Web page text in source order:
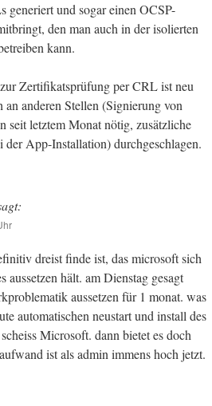
generiert und sogar einen OCSP-
den man auch in der isolierten
kann.
Zertifikatsprüfung per CRL ist neu
an anderen Stellen (Signierung von
seit letztem Monat nötig, zusätzliche
der App-Installation) durchgeschlagen.
dreist finde ist, das microsoft sich
aussetzen hält. am Dienstag gesagt
aussetzen für 1 monat. was
automatischen neustart und install des
Microsoft. dann bietet es doch
ist als admin immens hoch jetzt.